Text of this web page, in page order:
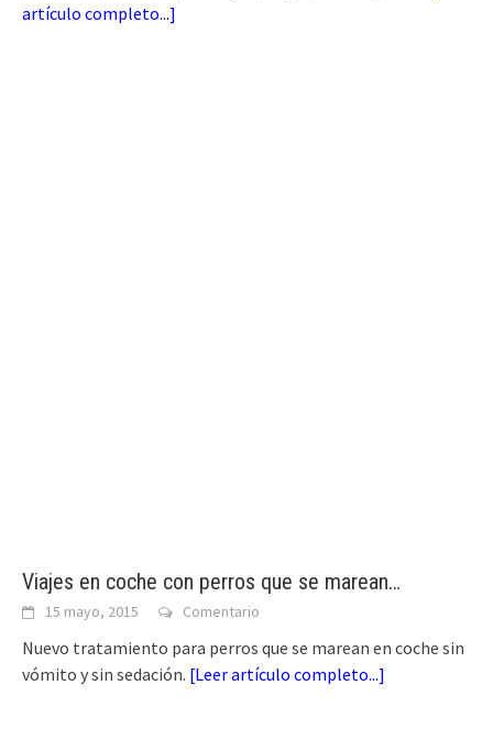
artículo completo...]
Viajes en coche con perros que se marean…
15 mayo, 2015 Comentario
Nuevo tratamiento para perros que se marean en coche sin
vómito y sin sedación. [Leer artículo completo...]